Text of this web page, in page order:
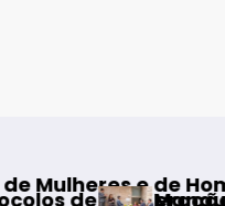
Homens”
entre–